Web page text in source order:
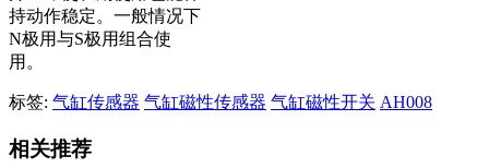
持动作稳定。一般情况下
N极用与S极用组合使
用。
标签: 气缸传感器 气缸磁性传感器 气缸磁性开关 AH008
相关推荐